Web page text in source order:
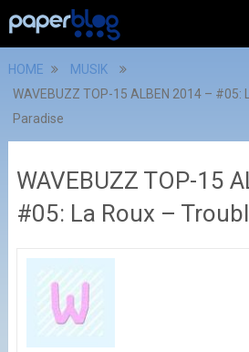
HOME
MUSIK
WAVEBUZZ TOP-15 ALBEN 2014 – #05:
Paradise
WAVEBUZZ TOP-15
#05: La Roux –